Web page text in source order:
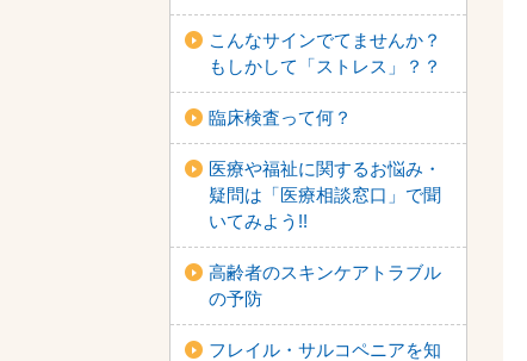
こんなサインでてませんか？
もしかして「ストレス」？？
臨床検査って何？
医療や福祉に関するお悩み・
疑問は「医療相談窓口」で聞
いてみよう!!
高齢者のスキンケアトラブル
の予防
フレイル・サルコペニアを知